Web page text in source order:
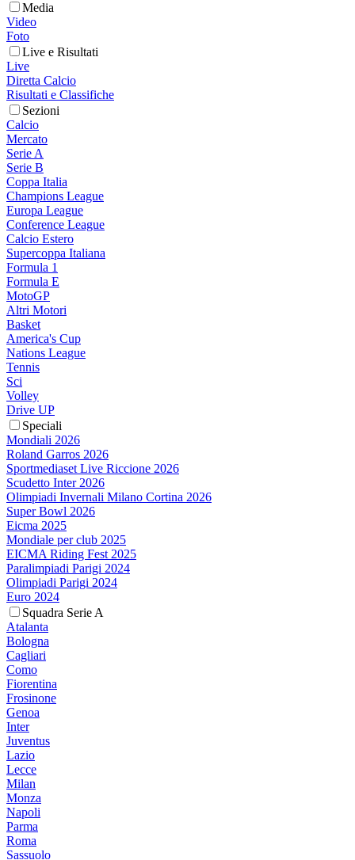
Media
Video
Foto
Live e Risultati
Live
Diretta Calcio
Risultati e Classifiche
Sezioni
Calcio
Mercato
Serie A
Serie B
Coppa Italia
Champions League
Europa League
Conference League
Calcio Estero
Supercoppa Italiana
Formula 1
Formula E
MotoGP
Altri Motori
Basket
America's Cup
Nations League
Tennis
Sci
Volley
Drive UP
Speciali
Mondiali 2026
Roland Garros 2026
Sportmediaset Live Riccione 2026
Scudetto Inter 2026
Olimpiadi Invernali Milano Cortina 2026
Super Bowl 2026
Eicma 2025
Mondiale per club 2025
EICMA Riding Fest 2025
Paralimpiadi Parigi 2024
Olimpiadi Parigi 2024
Euro 2024
Squadra Serie A
Atalanta
Bologna
Cagliari
Como
Fiorentina
Frosinone
Genoa
Inter
Juventus
Lazio
Lecce
Milan
Monza
Napoli
Parma
Roma
Sassuolo